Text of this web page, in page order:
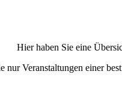
Hier haben Sie eine
nur Veranstaltungen einer